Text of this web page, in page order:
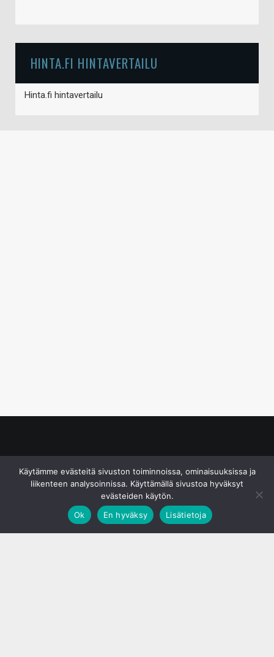
HINTA.FI HINTAVERTAILU
Hinta.fi hintavertailu
Käytämme evästeitä sivuston toiminnoissa, ominaisuuksissa ja
liikenteen analysoinnissa. Käyttämällä sivustoa hyväksyt
evästeiden käytön.
Ok
En hyväksy Lisätietoja